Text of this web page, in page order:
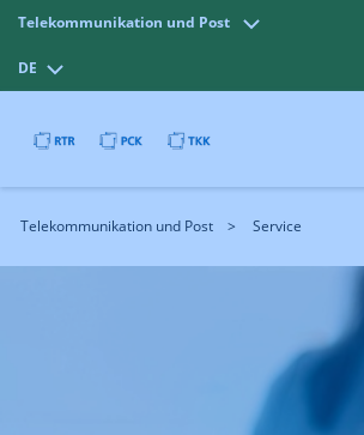
Telekommunikation und Post
DE
Telekommunikation und Post Service